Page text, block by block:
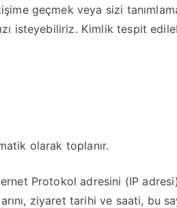
geçmek veya sizi
isteyebiliriz. Kimlik tespit
olarak toplanır.
Protokol adresini (IP
ziyaret tarihi ve saati, bu